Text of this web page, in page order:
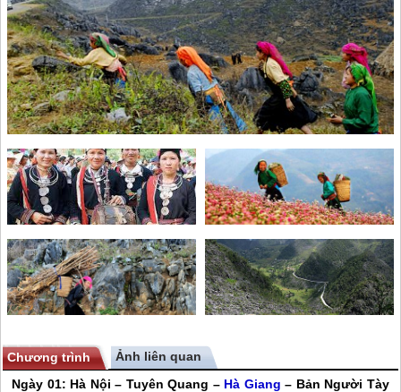
Chương trình
Ảnh liên quan
Ngày 01: Hà Nội – Tuyên Quang – Hà Giang – Bản Người Tày